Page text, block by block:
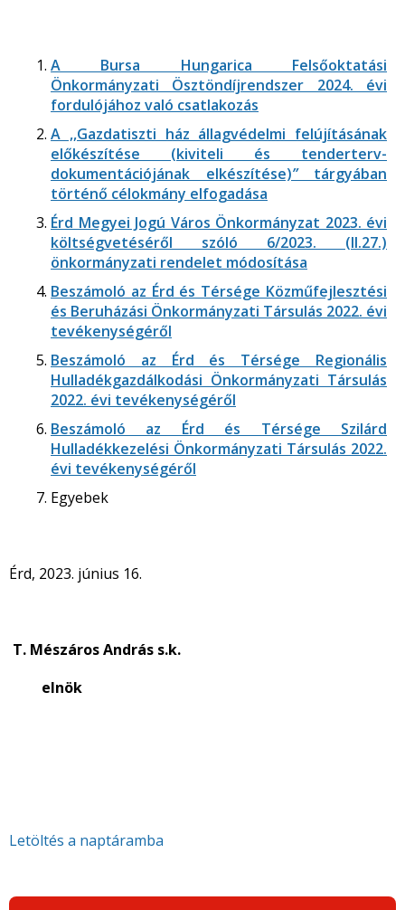
A Bursa Hungarica Felsőoktatási
Önkormányzati Ösztöndíjrendszer 2024. évi
fordulójához való csatlakozás
A ,,Gazdatiszti ház állagvédelmi felújításának
előkészítése (kiviteli és tenderterv-
dokumentációjának elkészítése)”tárgyában
történő célokmány elfogadása
Érd Megyei Jogú Város Önkormányzat 2023. évi
költségvetéséről szóló 6/2023. (II.27.)
önkormányzati rendelet módosítása
Beszámoló az Érd és Térsége Közműfejlesztési
és Beruházási Önkormányzati Társulás 2022. évi
tevékenységéről
Beszámoló az Érd és Térsége Regionális
Hulladékgazdálkodási Önkormányzati Társulás
2022. évi tevékenységéről
Beszámoló az Érd és Térsége Szilárd
Hulladékkezelési Önkormányzati Társulás 2022.
évi tevékenységéről
Egyebek
Érd, 2023. június 16.
T. Mészáros András s.k.
elnök
Letöltés a naptáramba